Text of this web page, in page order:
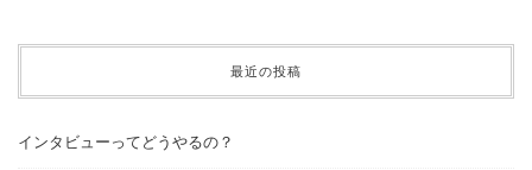
最近の投稿
インタビューってどうやるの？